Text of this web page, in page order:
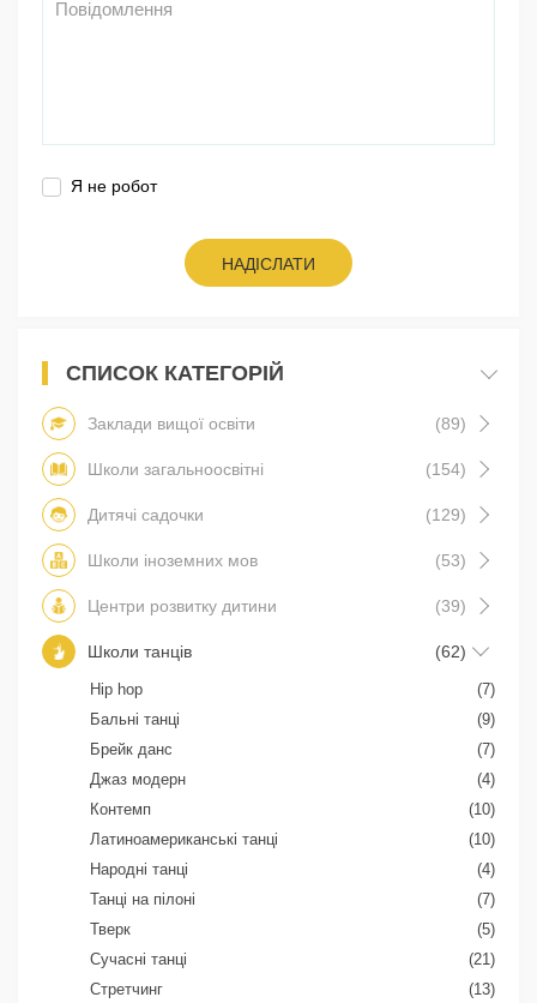
Я не робот
НАДІСЛАТИ
СПИСОК КАТЕГОРІЙ
Заклади вищої освіти (89)
Школи загальноосвітні (154)
Дитячі садочки (129)
Школи іноземних мов (53)
Центри розвитку дитини (39)
Школи танців (62)
Hip hop
(7)
Бальні танці
(9)
Брейк данс
(7)
Джаз модерн
(4)
Контемп
(10)
Латиноамериканські танці
(10)
Народні танці
(4)
Танці на пілоні
(7)
Тверк
(5)
Сучасні танці
(21)
Стретчинг
(13)